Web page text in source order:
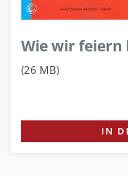
Wie wir feiern
(26 MB)
IN